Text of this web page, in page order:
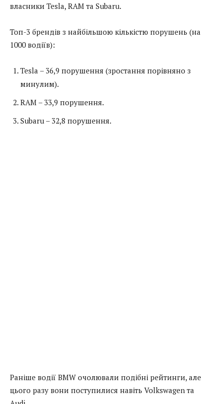
власники Tesla, RAM та Subaru.
Топ-3 брендів з найбільшою кількістю порушень (на
1000 водіїв):
Tesla – 36,9 порушення (зростання порівняно з
минулим).
RAM – 33,9 порушення.
Subaru – 32,8 порушення.
Раніше водії BMW очолювали подібні рейтинги, але
цього разу вони поступилися навіть Volkswagen та